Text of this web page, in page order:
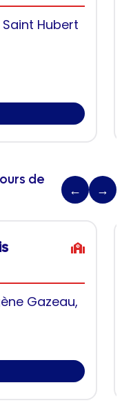
Saint Hubert
de
← →
Gazeau,